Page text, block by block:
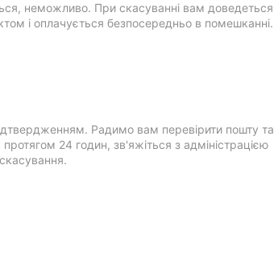
неможливо. При скасуванні вам доведеться
і оплачується безпосередньо в помешканні.
Радимо вам перевірити пошту та
24 годин, зв'яжіться з адміністрацією